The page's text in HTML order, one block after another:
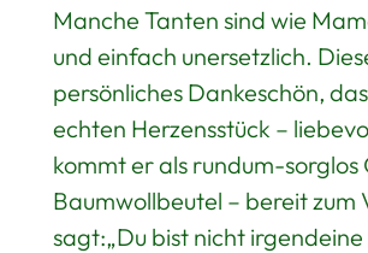
Manche Tanten sind wie
und einfach unersetzlich.
persönliches Dankeschön,
echten Herzensstück –
kommt er als rundum-
Baumwollbeutel – bereit zum
sagt:„Du bist nicht